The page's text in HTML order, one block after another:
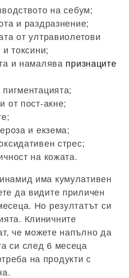
на себум;
и раздразнение;
от ултравиолетови
и токсини;
и намалява признаците
от пост-акне;
и екзема;
стрес;
на кожата.
има кумулативен
да видите приличен
Но резултатът си
Клиничните
че можете напълно да
си след 6 месеца
на продукти с